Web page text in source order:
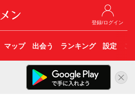
登録/ログイン
マップ 出会う ランキング 設定 こ